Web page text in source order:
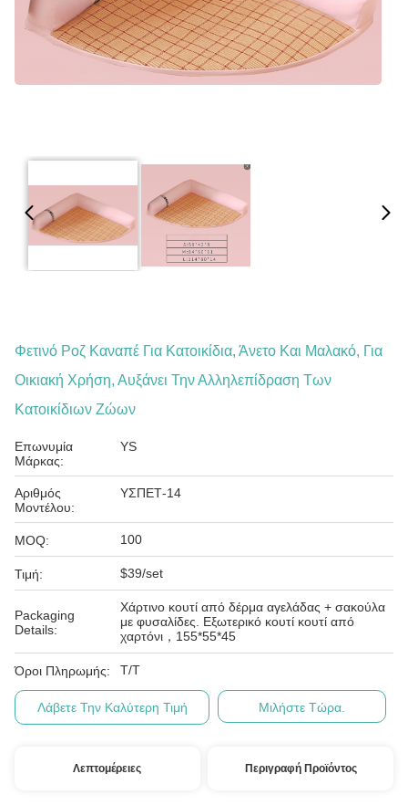
Φετινό Ροζ Καναπέ Για Κατοικίδια, Άνετο Και Μαλακό, Για
Οικιακή Χρήση, Αυξάνει Την Αλληλεπίδραση Των
Κατοικίδιων Ζώων
Επωνυμία
Μάρκας:
YS
Αριθμός
Μοντέλου:
ΥΣΠΕΤ-14
MOQ: 100
Τιμή: $39/set
Packaging
Details:
Χάρτινο κουτί από δέρμα αγελάδας + σακούλα
με φυσαλίδες. Εξωτερικό κουτί κουτί από
χαρτόνι，155*55*45
Όροι Πληρωμής: T/T
Λάβετε Την Καλύτερη Τιμή Μιλήστε Τώρα.
Λεπτομέρειες Περιγραφή Προϊόντος